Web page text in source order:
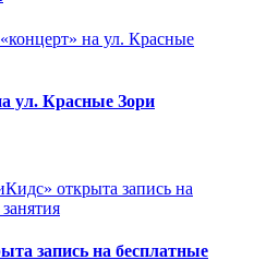
ул. Красные Зори
запись на бесплатные